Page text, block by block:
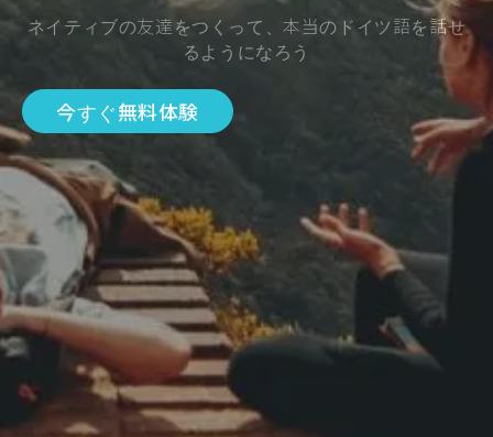
ネイティブの友達をつくって、本当のドイツ語を話せ
るようになろう
今すぐ無料体験